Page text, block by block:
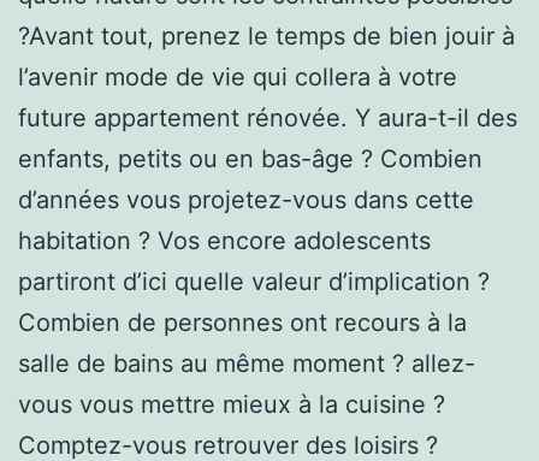
?Avant tout, prenez le temps de bien jouir à
l’avenir mode de vie qui collera à votre
future appartement rénovée. Y aura-t-il des
enfants, petits ou en bas-âge ? Combien
d’années vous projetez-vous dans cette
habitation ? Vos encore adolescents
partiront d’ici quelle valeur d’implication ?
Combien de personnes ont recours à la
salle de bains au même moment ? allez-
vous vous mettre mieux à la cuisine ?
Comptez-vous retrouver des loisirs ?